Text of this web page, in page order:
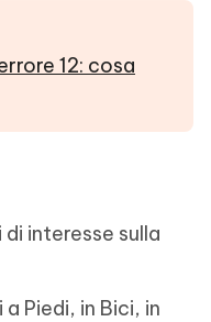
12: cosa
interesse sulla
Piedi, in Bici, in